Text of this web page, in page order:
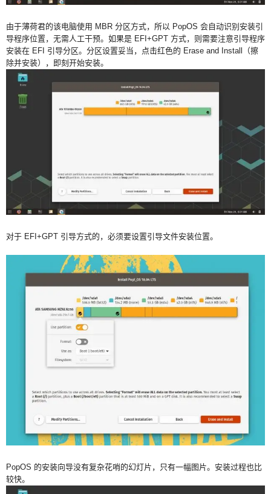
由于薄荷君的该电脑使用 MBR 分区方式，所以 PopOS 会自动识别安装引
导程序位置，无需人工干预。如果是 EFI+GPT 方式，则需要注意引导程序
安装在 EFI 引导分区。分区设置妥当，点击红色的 Erase and Install（擦
除并安装），即刻开始安装。
对于 EFI+GPT 引导方式的，必须要设置引导文件安装位置。
PopOS 的安装向导没有复杂花哨的幻灯片，只有一幅图片。安装过程也比
较快。